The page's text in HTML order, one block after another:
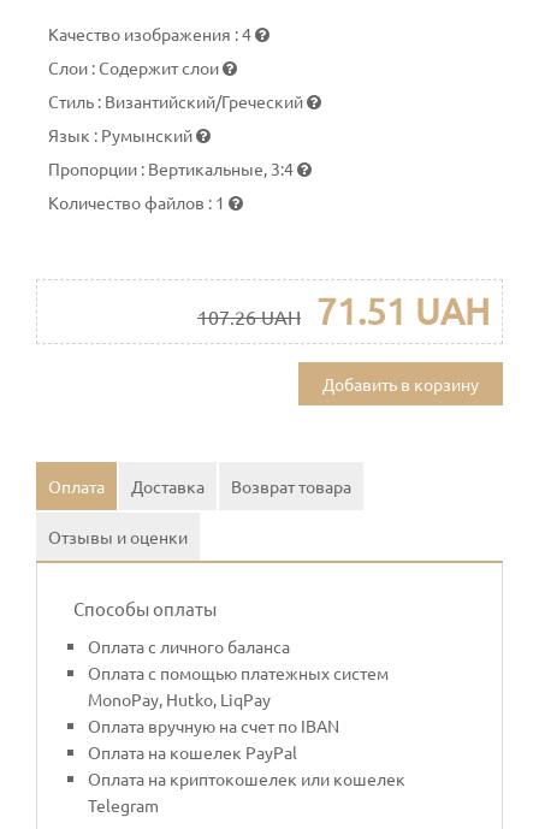
Качество изображения :4
Слои :Содержит слои
Стиль : Византийский/Греческий
Язык : Румынский
Пропорции : Вертикальные, 3:4
Количество файлов : 1
107.26 UAH 71.51 UAH
Добавить в корзину
Оплата Доставка Возврат товара
Отзывы и оценки
Способы оплаты
Оплата с личного баланса
Оплата с помощью платежных систем
MonoPay, Hutko, LiqPay
Оплата вручную на счет по IBAN
Оплата на кошелек PayPal
Оплата на криптокошелек или кошелек
Telegram